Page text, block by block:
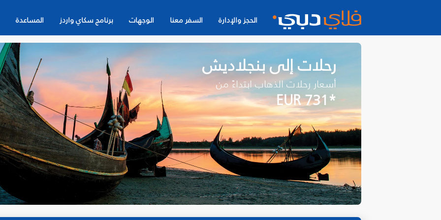
الحجز والإدارة السفر معنا الوجهات برنامج سكاي واردز المساعدة
رحلات إلى بنجلاديش
أسعار رحلات الذهاب ابتداءً من
*EUR 731